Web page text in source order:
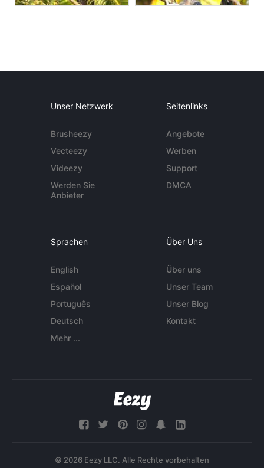
Unser Netzwerk
Brusheezy
Vecteezy
Videezy
Werden Sie
Anbieter
Seitenlinks
Angebote
Werben
Support
DMCA
Sprachen
English
Español
Português
Deutsch
Mehr ...
Über Uns
Über uns
Unser Team
Unser Blog
Kontakt
© 2026 Eezy LLC. Alle Rechte vorbehalten